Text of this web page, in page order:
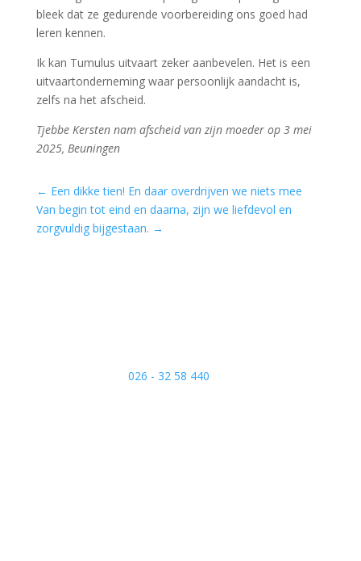
bleek dat ze gedurende voorbereiding ons goed had
leren kennen.
Ik kan Tumulus uitvaart zeker aanbevelen. Het is een
uitvaartonderneming waar persoonlijk aandacht is,
zelfs na het afscheid.
Tjebbe Kersten nam afscheid van zijn moeder op 3 mei
2025, Beuningen
← Een dikke tien! En daar overdrijven we niets mee
Van begin tot eind en daarna, zijn we liefdevol en
zorgvuldig bijgestaan. →
026 - 32 58 440